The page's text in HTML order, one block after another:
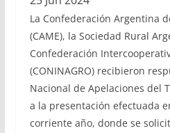
La Confederación Argentina
(CAME), la Sociedad Rural
Confederación
(CONINAGRO) recibieron
Nacional de Apelaciones del
a la presentación efectuada
corriente año, donde se